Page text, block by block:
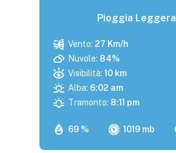
Pioggia Leggera
69 % 1019 mb
Vento: 27 Km/h
Nuvole: 84%
Visibilità: 10 km
Alba: 6:02 am
Tramonto: 8:11 pm